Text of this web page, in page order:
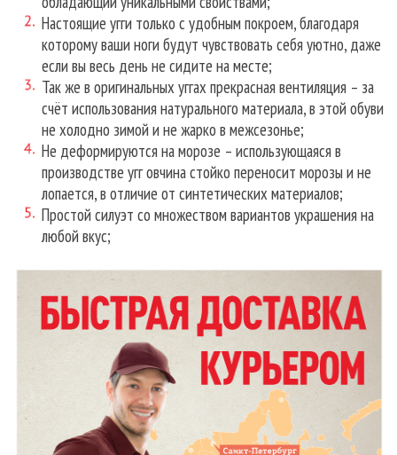
Настоящие угги только с удобным покроем, благодаря
которому ваши ноги будут чувствовать себя уютно, даже
если вы весь день не сидите на месте;
Так же в оригинальных уггах прекрасная вентиляция – за
счёт использования натурального материала, в этой обуви
не холодно зимой и не жарко в межсезонье;
Не деформируются на морозе – использующаяся в
производстве угг овчина стойко переносит морозы и не
лопается, в отличие от синтетических материалов;
Простой силуэт со множеством вариантов украшения на
любой вкус;